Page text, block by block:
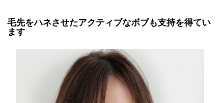
毛先をハネさせたアクティブなボブも支持を得てい
ます